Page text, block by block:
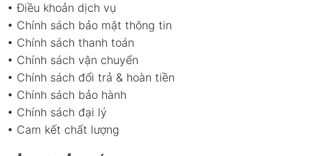
Phụ kiện tùy chọn
Bộ khối chuẩn hiệu chuẩn Shore D
Bàn thử/giá đỡ đo
Bộ giao tiếp USB kèm phần mềm
Bộ giao tiếp Bluetooth kèm phần mềm
•Điều khoản dịch vụ
• Chính sách bảo mật thông tin
• Chính sách thanh toán
• Chính sách vận chuyển
• Chính sách đổi trả & hoàn tiền
• Chính sách bảo hành
• Chính sách đại lý
• Cam kết chất lượng